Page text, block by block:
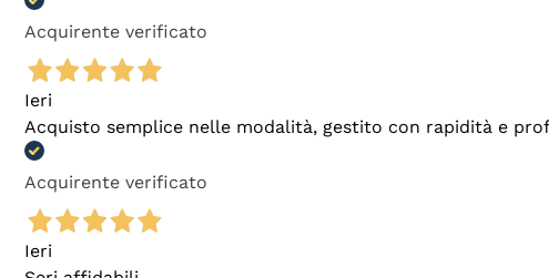
Acquirente verificato
Ieri
Acquisto semplice nelle modalità, gestito con rapidità e
Acquirente verificato
Ieri